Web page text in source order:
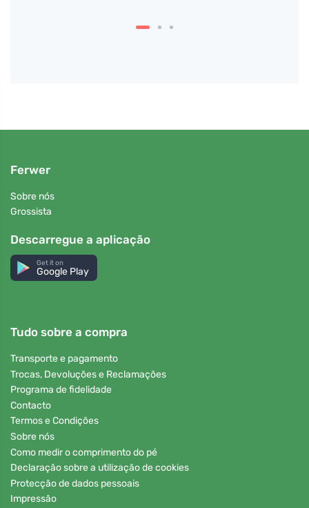
Ferwer
Sobre nós
Grossista
Descarregue a aplicação
Get it on
Google Play
Tudo sobre a compra
Transporte e pagamento
Trocas, Devoluções e Reclamações
Programa de fidelidade
Contacto
Termos e Condições
Sobre nós
Como medir o comprimento do pé
Declaração sobre a utilização de cookies
Protecção de dados pessoais
Impressão